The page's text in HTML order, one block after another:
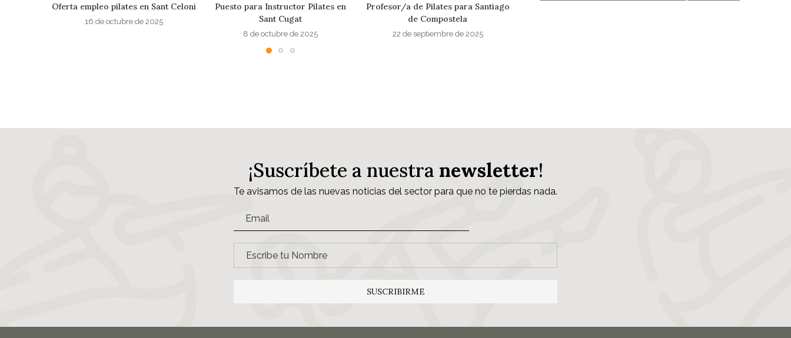
Puesto para Instructor Pilates en
Sant Cugat
Profesor/a de Pilates para Santiago
de Compostela
22 de septiembre de 2025
Oferta empleo pilates en Alpedrete
11 de septiembre de 2025
¡Suscríbete a nuestra newsletter!
Te avisamos de las nuevas noticias del sector para que no te pierdas nada.
SUSCRIBIRME